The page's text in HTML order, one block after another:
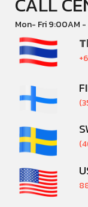
Mon- Fri 9:00AM